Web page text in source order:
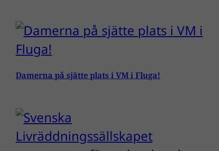
Damerna på sjätte plats i VM i Fluga!